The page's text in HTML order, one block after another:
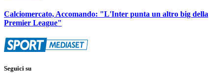
Calciomercato, Accomando: "L'Inter punta un altro big della
Premier League"
Seguici su